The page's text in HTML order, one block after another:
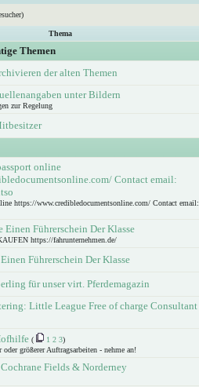
Thema
Themen
der alten Themen
unter Bildern
zur Regelung
online
Contact email:
https://www.credibledocumentsonline.com/ Contact email:
Einen Führerschein Der Klasse
https://fahrunternehmen.de/
Führerschein Der Klasse
für unser virt. Pferdemagazin
Little League Free of charge Consultant
( 1 2 3)
größerer Auftragsarbeiten - nehme an!
Fields & Norderney